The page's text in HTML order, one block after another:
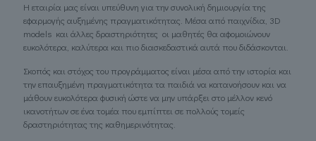
Η εταιρία μας είναι υπεύθυνη για την συνολική δημιουργία της
εφαρμογής αυξημένης πραγματικότητας. Μέσα από παιχνίδια, 3D
models και άλλες δραστηριότητες οι μαθητές θα αφομοιώνουν
ευκολότερα, καλύτερα και πιο διασκεδαστικά αυτά που διδάσκονται.
Σκοπός και στόχος του προγράμματος είναι μέσα από την ιστορία και
την επαυξημένη πραγματικότητα τα παιδιά να κατανοήσουν και να
μάθουν ευκολότερα φυσική ώστε να μην υπάρξει στο μέλλον κενό
ικανοτήτων σε ένα τομέα που εμπίπτει σε πολλούς τομείς
δραστηριότητας της καθημερινότητας.